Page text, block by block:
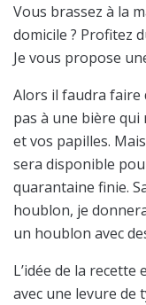
Vous brassez à la
domicile ? Profitez
Je vous propose
Alors il faudra faire
pas à une bière
et vos papilles.
sera disponible
quarantaine finie.
houblon, je
un houblon avec
L’idée de la
avec une levure de